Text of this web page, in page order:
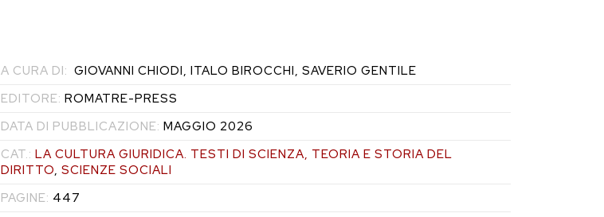
A CURA DI: GIOVANNI CHIODI, ITALO BIROCCHI, SAVERIO GENTILE
EDITORE: ROMATRE-PRESS
DATA DI PUBBLICAZIONE: MAGGIO 2026
CAT.: LA CULTURA GIURIDICA. TESTI DI SCIENZA, TEORIA E STORIA DEL
DIRITTO,SCIENZE SOCIALI
PAGINE: 447